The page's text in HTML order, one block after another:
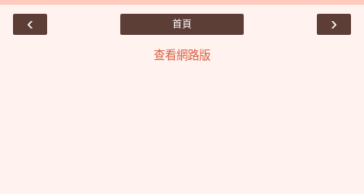
‹ ›
首頁
查看網路版